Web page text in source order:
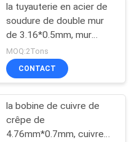
la tuyauterie en acier de
soudure de double mur
de 3.16*0.5mm, mur
mince de SPCC a
galvanisé la tuyauterie
pour le compresseur
MOQ:2Tons
CONTACT
la bobine de cuivre de
crêpe de
4.76mm*0.7mm, cuivre